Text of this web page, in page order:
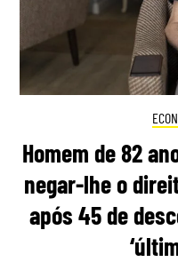
Homem de 82
negar-lhe o
após 45 de